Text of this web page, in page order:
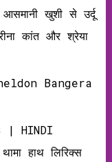
खुशी से उर्दू
कांत और श्रेया
Bangera
| HINDI
हाथ लिरिक्‍स